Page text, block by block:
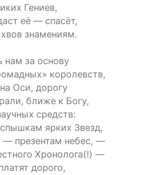
Гениев,
её — спасёт,
знамениям.
нам за основу
королевств,
Оси, дорогу
ближе к Богу,
средств:
ярких Звезд,
презентам небес, —
Хронолога(!) —
дорого,